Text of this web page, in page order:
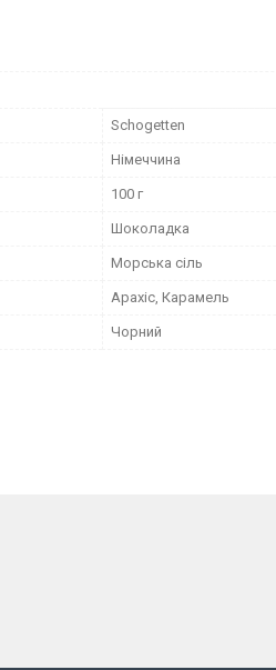
Schogetten
Німеччина
100 г
Шоколадка
Морська сіль
Арахіс, Карамель
Чорний